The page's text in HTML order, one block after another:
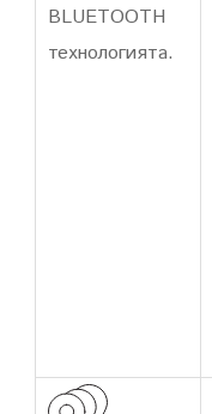
BLUETOOTH
технологията.